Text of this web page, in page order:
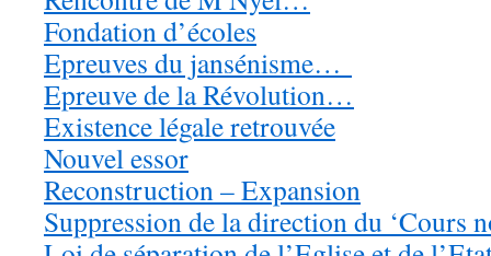
Fondation d’écoles
Epreuves du jansénisme…
Epreuve de la Révolution…
Existence légale retrouvée
Nouvel essor
Reconstruction – Expansion
Suppression de la direction du ‘Cours